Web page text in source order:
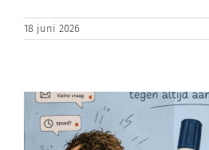
18 juni 2026